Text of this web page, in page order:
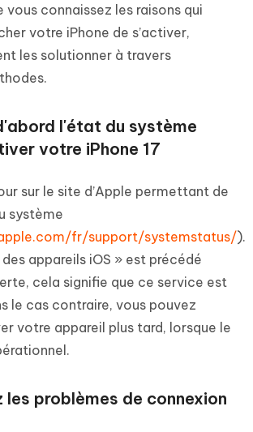
vous connaissez les raisons qui
votre iPhone de s’activer,
les solutionner à travers
l'état du système
votre iPhone 17
sur le site d’Apple permettant de
système
fr/support/systemstatus/).
appareils iOS » est précédé
cela signifie que ce service est
le cas contraire, vous pouvez
votre appareil plus tard, lorsque le
les problèmes de connexion